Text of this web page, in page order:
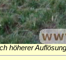
höherer